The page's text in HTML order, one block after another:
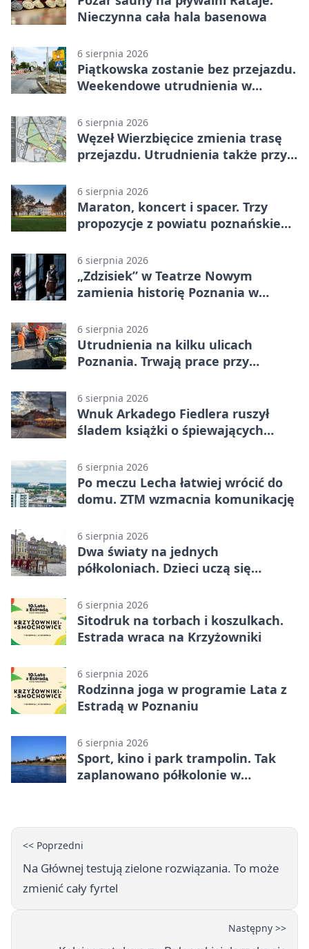
Nieczynna cała hala basenowa
6 sierpnia 2026
Piątkowska zostanie bez przejazdu.
Weekendowe utrudnienia w
6 sierpnia 2026
Węzeł Wierzbięcice zmienia trasę
przejazdu. Utrudnienia także przy
6 sierpnia 2026
Maraton, koncert i spacer. Trzy
propozycje z powiatu poznańskiego
6 sierpnia 2026
„Zdzisiek” w Teatrze Nowym
zamienia historię Poznania w
6 sierpnia 2026
Utrudnienia na kilku ulicach
Poznania. Trwają prace przy
6 sierpnia 2026
Wnuk Arkadego Fiedlera ruszył
śladem książki o śpiewających
6 sierpnia 2026
Po meczu Lecha łatwiej wrócić do
domu. ZTM wzmacnia komunikację
6 sierpnia 2026
Dwa światy na jednych
półkoloniach. Dzieci uczą się
6 sierpnia 2026
Sitodruk na torbach i koszulkach.
Estrada wraca na Krzyżowniki
6 sierpnia 2026
Rodzinna joga w programie Lata z
Estradą w Poznaniu
6 sierpnia 2026
Sport, kino i park trampolin. Tak
zaplanowano półkolonie w
<< Poprzedni
Na Głównej testują zielone rozwiązania. To może
zmienić cały fyrtel
Następny >>